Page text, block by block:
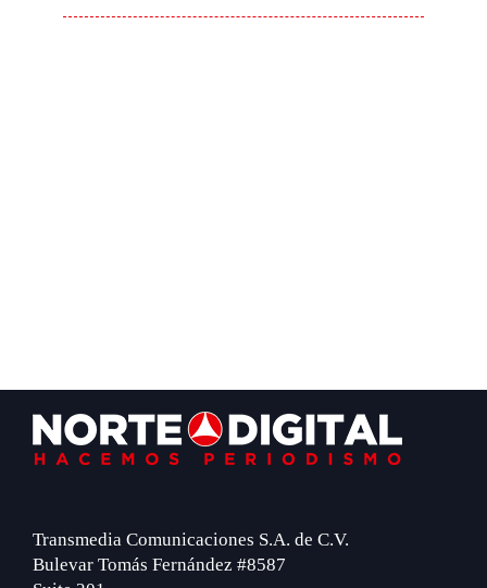
Footer
Transmedia Comunicaciones S.A. de C.V.
Bulevar Tomás Fernández #8587